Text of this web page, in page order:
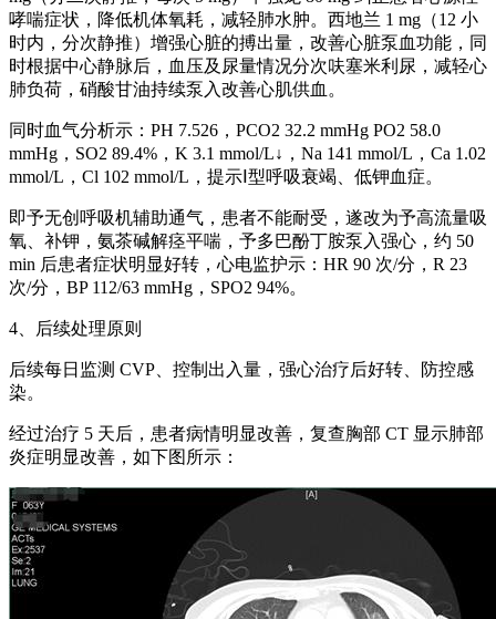
哮喘症状，降低机体氧耗，减轻肺水肿。西地兰 1 mg（12 小
时内，分次静推）增强心脏的搏出量，改善心脏泵血功能，同
时根据中心静脉后，血压及尿量情况分次呋塞米利尿，减轻心
肺负荷，硝酸甘油持续泵入改善心肌供血。
同时血气分析示：PH 7.526，PCO2 32.2 mmHg PO2 58.0
mmHg，SO2 89.4%，K 3.1 mmol/L↓，Na 141 mmol/L，Ca 1.02
mmol/L，Cl 102 mmol/L，提示Ⅰ型呼吸衰竭、低钾血症。
即予无创呼吸机辅助通气，患者不能耐受，遂改为予高流量吸
氧、补钾，氨茶碱解痉平喘，予多巴酚丁胺泵入强心，约 50
min 后患者症状明显好转，心电监护示：HR 90 次/分，R 23
次/分，BP 112/63 mmHg，SPO2 94%。
4、后续处理原则
后续每日监测 CVP、控制出入量，强心治疗后好转、防控感
染。
经过治疗 5 天后，患者病情明显改善，复查胸部 CT 显示肺部
炎症明显改善，如下图所示：